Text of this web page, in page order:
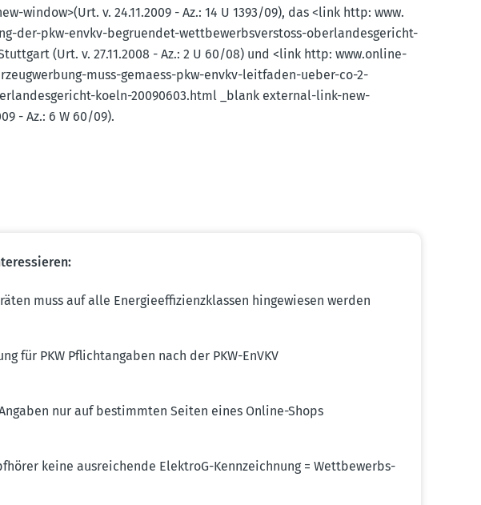
window>(Urt. v. 24.11.2009 - Az.: 14 U 1393/09), das <link http: www.​
der-pkw-envkv-begru­endet-wettbe­werbs­ver­stoss-oberlan­des­ge­richt-
(Urt. v. 27.11.2008 - Az.: 2 U 60/08) und <link http: www.​online-​
muss-gemaess-pkw-envkv-leitfaden-ueber-co-2-
koeln-20090603.html _blank external-link-new-
- Az.: 6 W 60/09).
muss auf alle Energie­ef­fi­zi­enz­klassen hinge­wiesen werden
für PKW Pflicht­an­gaben nach der PKW-EnVKV
nur auf bestimmten Seiten eines Online-Shops
keine ausrei­chende ElektroG-Kennzeichnung = Wettbe­werbs­